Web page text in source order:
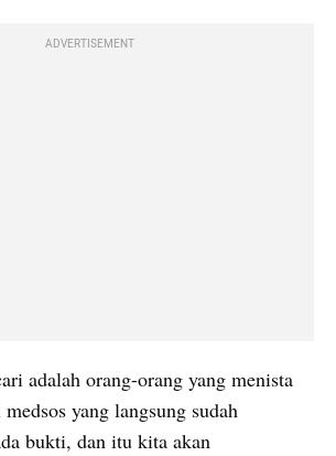
ADVERTISEMENT
adalah orang-orang yang menista
yang langsung sudah
bukti, dan itu kita akan